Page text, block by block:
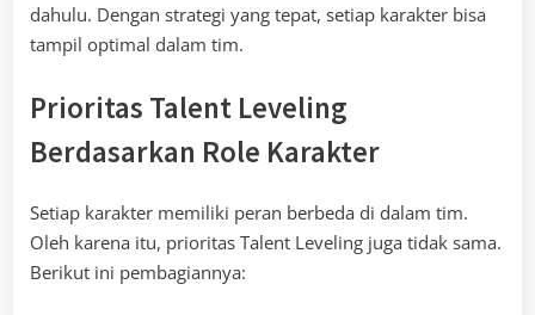
dahulu. Dengan strategi yang tepat, setiap karakter bisa
tampil optimal dalam tim.
Prioritas Talent Leveling
Berdasarkan Role Karakter
Setiap karakter memiliki peran berbeda di dalam tim.
Oleh karena itu, prioritas Talent Leveling juga tidak sama.
Berikut ini pembagiannya: